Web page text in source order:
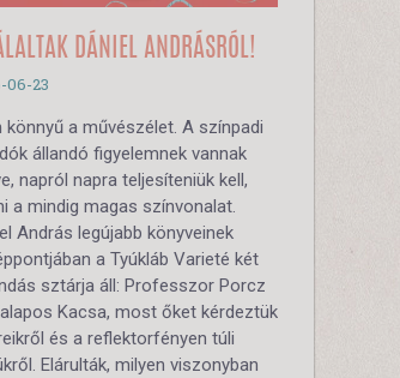
DÁNIEL ANDRÁSRÓL!
06-23
könnyű a művészélet. A színpadi
állandó figyelemnek vannak
napról napra teljesíteniük kell,
a mindig magas színvonalat.
András legújabb könyveinek
a Tyúkláb Varieté két
sztárja áll: Professzor Porcz
Kacsa, most őket kérdeztük
és a reflektorfényen túli
Elárulták, milyen viszonyban